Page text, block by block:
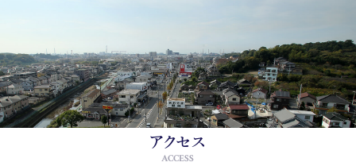
アクセス
ACCESS